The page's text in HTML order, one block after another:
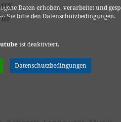
Daten erhoben, verarbeitet und
Sie bitte den Datenschutzbedingungen.
ist deaktiviert.
Datenschutzbedingungen